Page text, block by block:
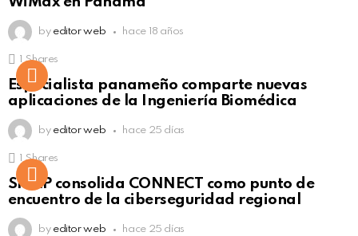
by editor web hace 18 años
Click to view this post
Shares
Especialista panameño comparte nuevas
aplicaciones de la Ingeniería Biomédica
by editor web hace 25 días
Click to view this post
Shares
SISAP consolida CONNECT como punto de
encuentro de la ciberseguridad regional
by editor web hace 25 días